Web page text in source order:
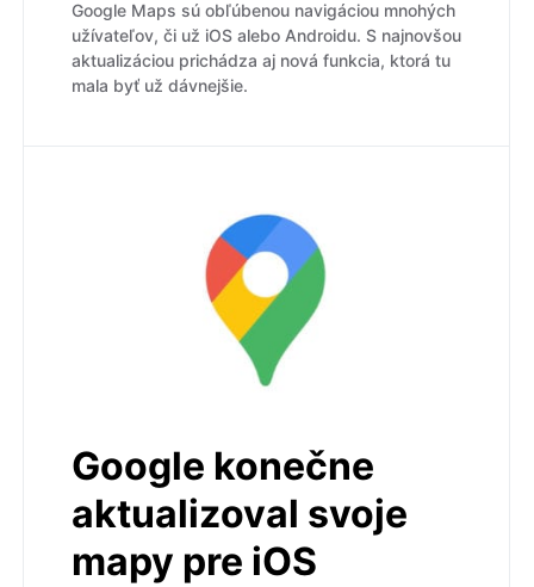
Google Maps sú obľúbenou navigáciou mnohých
užívateľov, či už iOS alebo Androidu. S najnovšou
aktualizáciou prichádza aj nová funkcia, ktorá tu
mala byť už dávnejšie.
Google konečne
aktualizoval svoje
mapy pre iOS